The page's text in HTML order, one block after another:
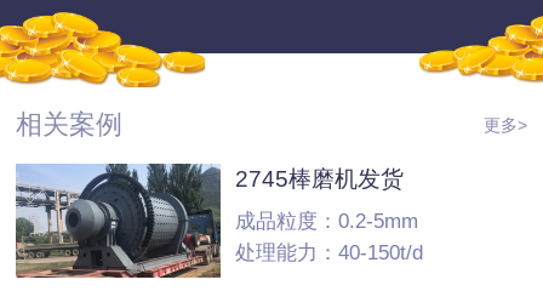
相关案例 更多>
2745棒磨机发货
成品粒度：0.2-5mm
处理能力：40-150t/d